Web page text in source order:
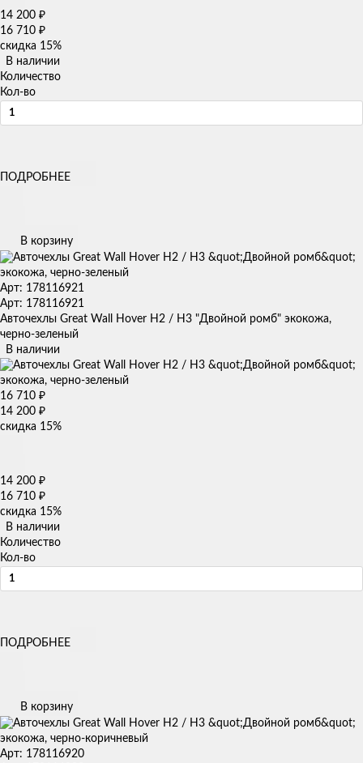
14 200 ₽
16 710 ₽
скидка 15%
В наличии
Количество
Кол-во
ПОДРОБНЕЕ
В корзину
Арт: 178116921
Арт: 178116921
Авточехлы Great Wall Hover H2 / H3 "Двойной ромб" экокожа,
черно-зеленый
В наличии
16 710 ₽
14 200 ₽
скидка 15%
14 200 ₽
16 710 ₽
скидка 15%
В наличии
Количество
Кол-во
ПОДРОБНЕЕ
В корзину
Арт: 178116920